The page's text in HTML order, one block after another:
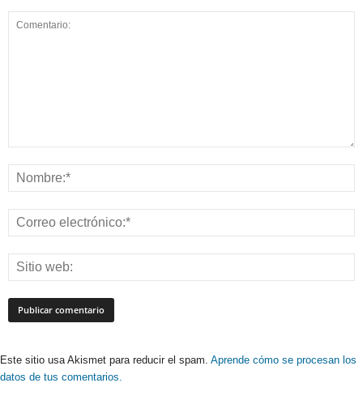
Este sitio usa Akismet para reducir el spam. Aprende cómo se procesan los
datos de tus comentarios.